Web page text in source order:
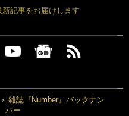
記事をお届けします
雑誌『Number』バックナン
バー